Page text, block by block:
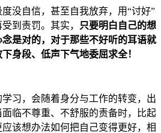
没自信，甚至自我放弃，用“讨好”
到 责罚。其实， 只要明白自己的想
是对的，对于那些不好听的耳语就
下身段、低声下气地委屈求全！
习，会随着身分与工作的转变，出
临不尊重、不舒服的责备时，比起
应该想办法如何把自己变得更好，相